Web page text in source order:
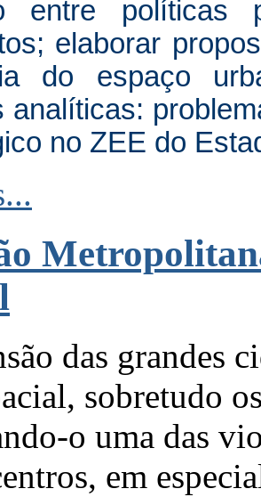
entre
elaborar
do espaço
analíticas:
no ZEE do
das grandes
sobretudo
o uma das
em